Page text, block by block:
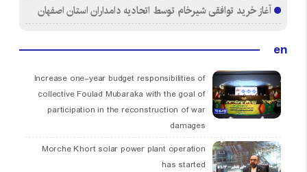
آغاز خرید توافقی شیرخام توسط اتحادیه دامداران استان اصفهان
en
Increase one-year budget responsibilities of
collective Foulad Mubaraka with the goal of
participation in the reconstruction of war
damages
Morche Khort solar power plant operation
has started